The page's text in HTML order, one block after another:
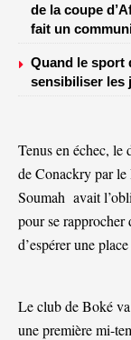
de la coupe
fait un
Quand le sport
sensibiliser les
Tenus en échec, le
de Conackry par
Soumah avait
pour se rapprocher
d’espérer une
Le club de Boké
une première mi-